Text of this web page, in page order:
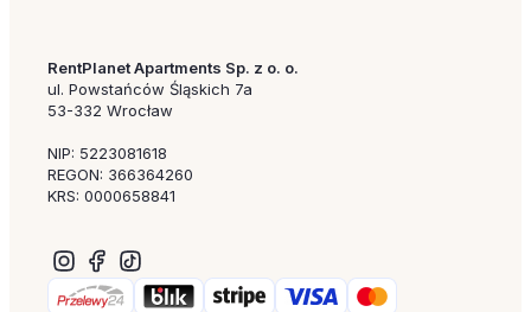
RentPlanet Apartments Sp. z o. o.
ul. Powstańców Śląskich 7a
53-332 Wrocław
NIP: 5223081618
REGON: 366364260
KRS: 0000658841